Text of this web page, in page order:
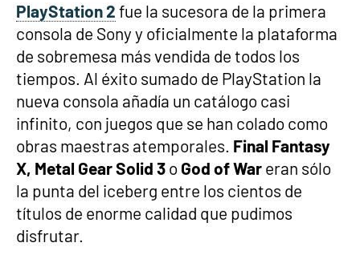
PlayStation 2 fue la sucesora de la primera
consola de Sony y oficialmente la plataforma
de sobremesa más vendida de todos los
tiempos. Al éxito sumado de PlayStation la
nueva consola añadía un catálogo casi
infinito, con juegos que se han colado como
obras maestras atemporales. Final Fantasy
X, Metal Gear Solid 3 o God of War eran sólo
la punta del iceberg entre los cientos de
títulos de enorme calidad que pudimos
disfrutar.